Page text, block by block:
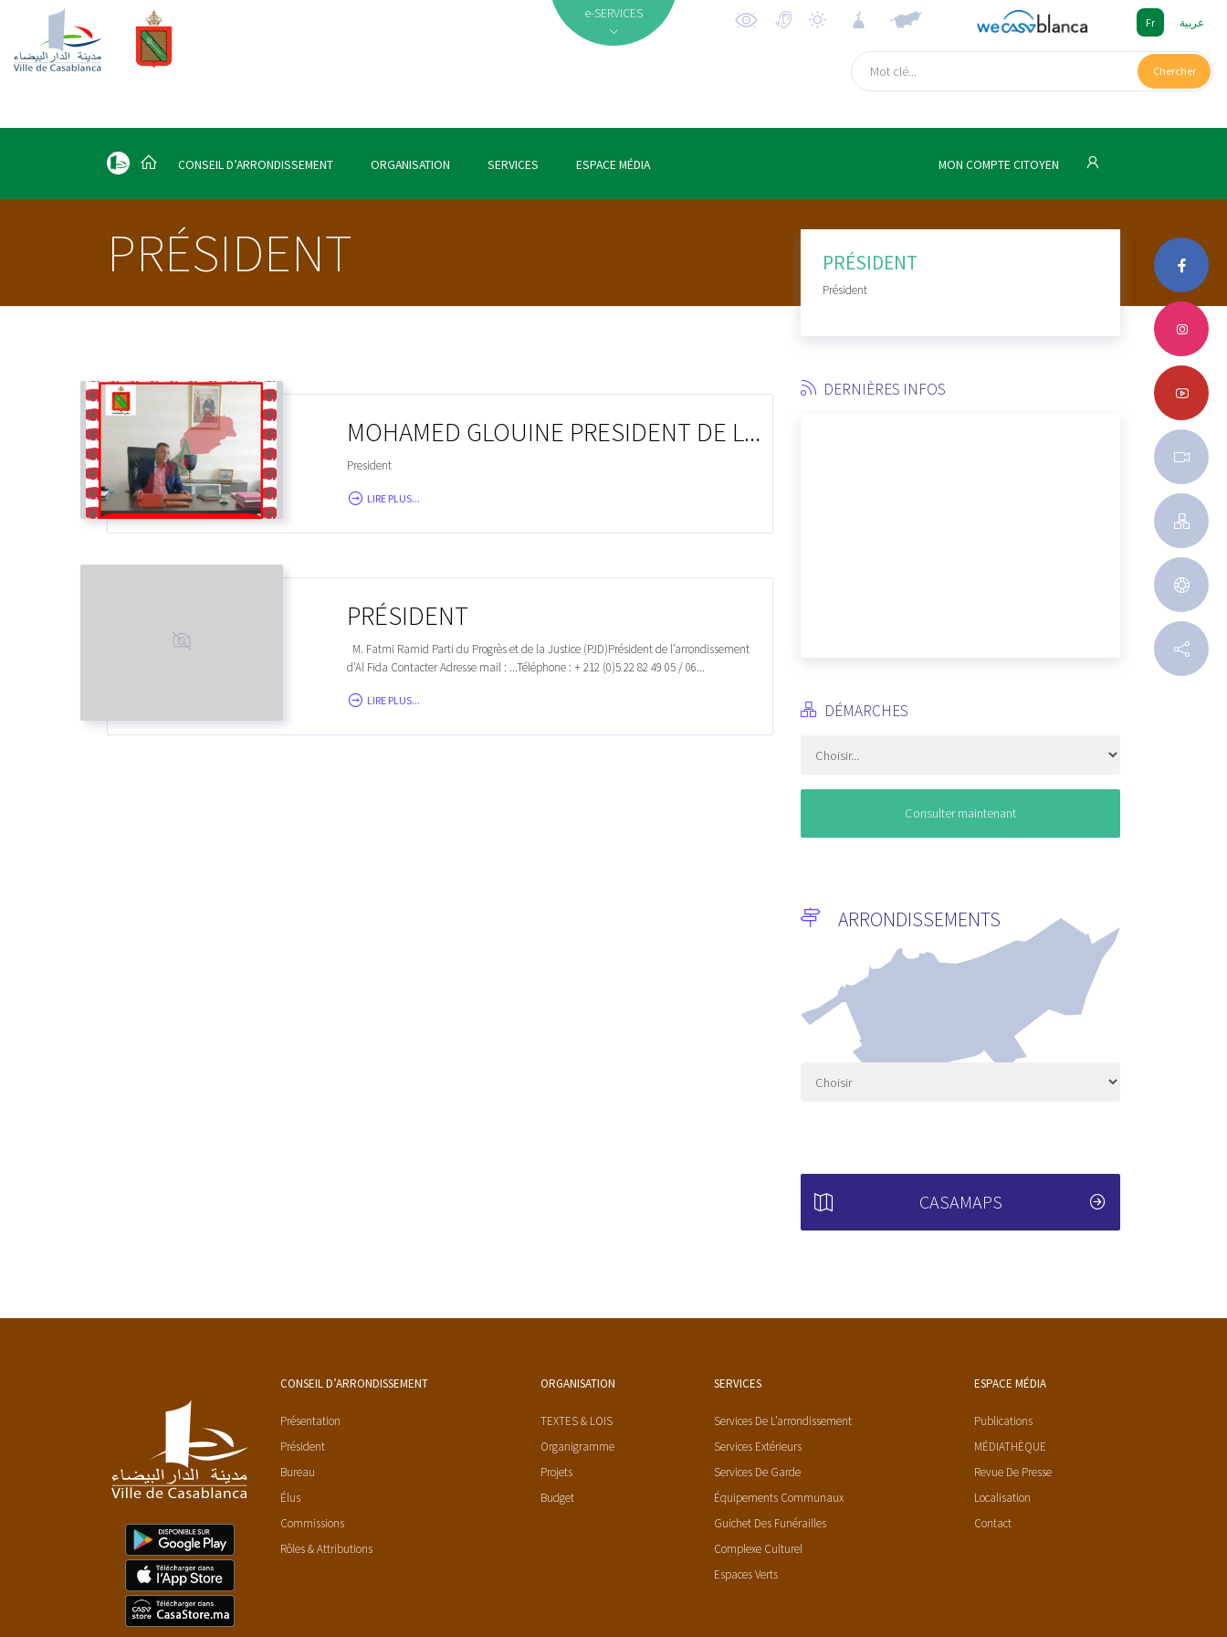
e-SERVICES
Fr عربية
Chercher
CONSEIL D’ARRONDISSEMENT ORGANISATION SERVICES ESPACE MÉDIA MON COMPTE CITOYEN
PRÉSIDENT
MOHAMED GLOUINE PRESIDENT DE L...
President
LIRE PLUS...
PRÉSIDENT
M. Fatmi Ramid Parti du Progrès et de la Justice (PJD)Président de l’arrondissement
d’Al Fida Contacter Adresse mail : ...Téléphone : + 212 (0)5 22 82 49 05 / 06...
LIRE PLUS...
PRÉSIDENT
Président
DERNIÈRES INFOS
DÉMARCHES
Consulter maintenant
ARRONDISSEMENTS
CASAMAPS
CONSEIL D’ARRONDISSEMENT
Présentation
Président
Bureau
Élus
Commissions
Rôles & Attributions
ORGANISATION
TEXTES & LOIS
Organigramme
Projets
Budget
SERVICES
Services De L’arrondissement
Services Extérieurs
Services De Garde
Équipements Communaux
Guichet Des Funérailles
Complexe Culturel
Espaces Verts
ESPACE MÉDIA
Publications
MÉDIATHÈQUE
Revue De Presse
Localisation
Contact